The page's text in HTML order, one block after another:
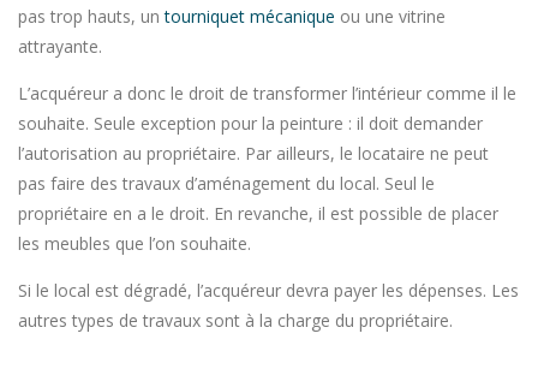
pas trop hauts, untourniquet mécanique ou une vitrine
attrayante.
L’acquéreur a donc le droit de transformer l’intérieur comme il le
souhaite. Seule exception pour la peinture : il doit demander
l’autorisation au propriétaire. Par ailleurs, le locataire ne peut
pas faire des travaux d’aménagement du local. Seul le
propriétaire en a le droit. En revanche, il est possible de placer
les meubles que l’on souhaite.
Si le local est dégradé, l’acquéreur devra payer les dépenses. Les
autres types de travaux sont à la charge du propriétaire.